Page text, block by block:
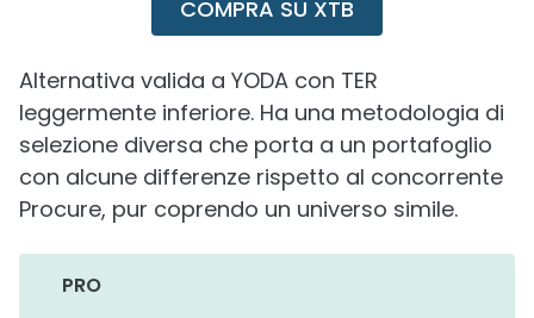
COMPRA SU XTB
Alternativa valida a YODA con TER
leggermente inferiore. Ha una metodologia di
selezione diversa che porta a un portafoglio
con alcune differenze rispetto al concorrente
Procure, pur coprendo un universo simile.
PRO